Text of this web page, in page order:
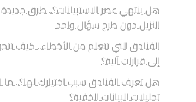
هل ينتهي عصر الاستبيانات؟.. طرق
النزيل دون طرح سؤال واحد
الفنادق التي تتعلم من الأخطاء.. كيف
إلى قرارات آلية؟
هل تعرف الفنادق سبب اختيارك لها؟..
تحليلات البيانات الخفية؟